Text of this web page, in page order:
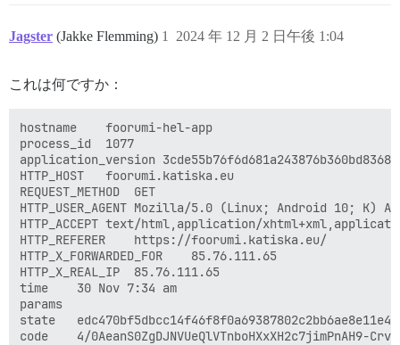
Jagster (Jakke Flemming) 2024 年 12 月 2 日午後 1:04
1
これは何ですか：
hostname	foorumi-hel-app
process_id	1077
application_version	3cde55b76f6d681a243876b360bd8368c0a81ac6
HTTP_HOST	foorumi.katiska.eu
REQUEST_METHOD	GET
HTTP_USER_AGENT	Mozilla/5.0 (Linux; Android 10; K) AppleWebKit/537.36 (KHTML, like Gecko) Chrome/131.0.0.0 Mobile Safari/537.36
HTTP_ACCEPT	text/html,application/xhtml+xml,application/xml;q=0.9,image/avif,image/webp,image/apng,*/*;q=0.8,application/signed-exchange;v=b3;q=0.7
HTTP_REFERER	https://foorumi.katiska.eu/
HTTP_X_FORWARDED_FOR	85.76.111.65
HTTP_X_REAL_IP	85.76.111.65
time	30 Nov 7:34 am
params
state	edc470bf5dbcc14f46f8f0a69387802c2bb6ae8e11e4c860
code	4/0AeanS0ZgDJNVUeQlVTnboHXxXH2c7jimPnAH9-CrvMhUD6AULR8YxnYy0W9g4CCcg7RqrA